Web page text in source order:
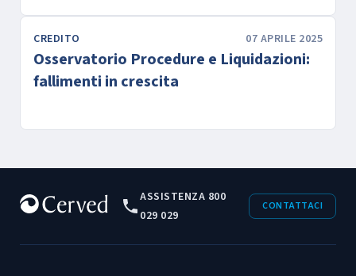
CREDITO 07 APRILE 2025
Osservatorio Procedure e Liquidazioni:
fallimenti in crescita
ASSISTENZA 800
029 029
CONTATTACI